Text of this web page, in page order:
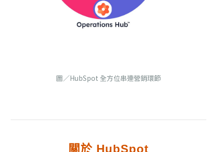
圖／HubSpot 全方位串連營銷環節
關於 HubSpot